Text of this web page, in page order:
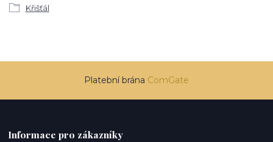
Křišťál
Platební brána ComGate
Informace pro zákazníky